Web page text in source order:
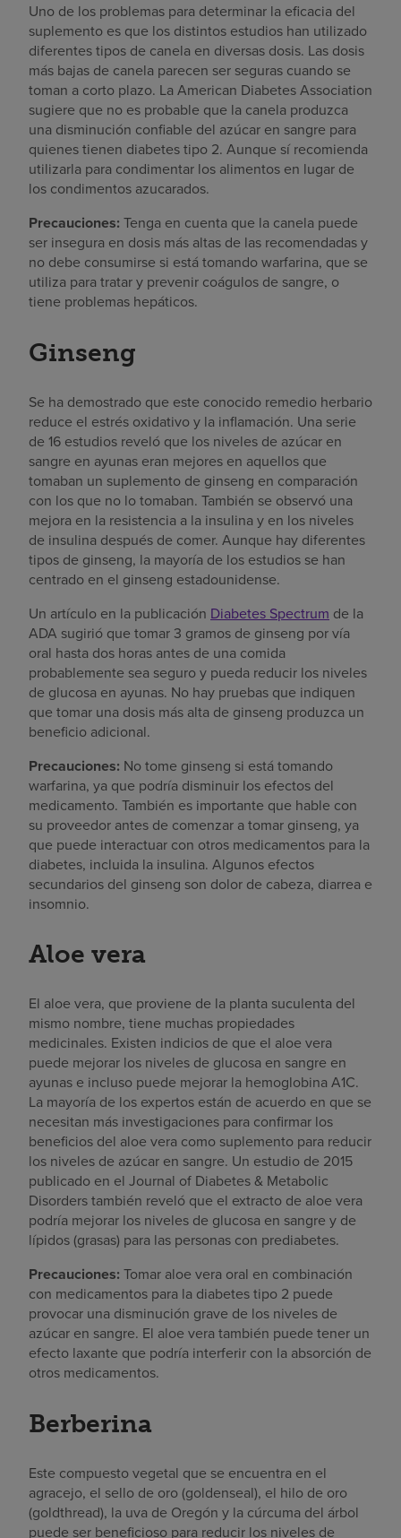
Uno de los problemas para determinar la eficacia del
suplemento es que los distintos estudios han utilizado
diferentes tipos de canela en diversas dosis. Las dosis
más bajas de canela parecen ser seguras cuando se
toman a corto plazo. La American Diabetes Association
sugiere que no es probable que la canela produzca
una disminución confiable del azúcar en sangre para
quienes tienen diabetes tipo 2. Aunque sí recomienda
utilizarla para condimentar los alimentos en lugar de
los condimentos azucarados.
Precauciones: Tenga en cuenta que la canela puede
ser insegura en dosis más altas de las recomendadas y
no debe consumirse si está tomando warfarina, que se
utiliza para tratar y prevenir coágulos de sangre, o
tiene problemas hepáticos.
Ginseng
Se ha demostrado que este conocido remedio herbario
reduce el estrés oxidativo y la inflamación. Una serie
de 16 estudios reveló que los niveles de azúcar en
sangre en ayunas eran mejores en aquellos que
tomaban un suplemento de ginseng en comparación
con los que no lo tomaban. También se observó una
mejora en la resistencia a la insulina y en los niveles
de insulina después de comer. Aunque hay diferentes
tipos de ginseng, la mayoría de los estudios se han
centrado en el ginseng estadounidense.
Un artículo en la publicación Diabetes Spectrum de la
ADA sugirió que tomar 3 gramos de ginseng por vía
oral hasta dos horas antes de una comida
probablemente sea seguro y pueda reducir los niveles
de glucosa en ayunas. No hay pruebas que indiquen
que tomar una dosis más alta de ginseng produzca un
beneficio adicional.
Precauciones: No tome ginseng si está tomando
warfarina, ya que podría disminuir los efectos del
medicamento. También es importante que hable con
su proveedor antes de comenzar a tomar ginseng, ya
que puede interactuar con otros medicamentos para la
diabetes, incluida la insulina. Algunos efectos
secundarios del ginseng son dolor de cabeza, diarrea e
insomnio.
Aloe vera
El aloe vera, que proviene de la planta suculenta del
mismo nombre, tiene muchas propiedades
medicinales. Existen indicios de que el aloe vera
puede mejorar los niveles de glucosa en sangre en
ayunas e incluso puede mejorar la hemoglobina A1C.
La mayoría de los expertos están de acuerdo en que se
necesitan más investigaciones para confirmar los
beneficios del aloe vera como suplemento para reducir
los niveles de azúcar en sangre. Un estudio de 2015
publicado en el Journal of Diabetes & Metabolic
Disorders también reveló que el extracto de aloe vera
podría mejorar los niveles de glucosa en sangre y de
lípidos (grasas) para las personas con prediabetes.
Precauciones: Tomar aloe vera oral en combinación
con medicamentos para la diabetes tipo 2 puede
provocar una disminución grave de los niveles de
azúcar en sangre. El aloe vera también puede tener un
efecto laxante que podría interferir con la absorción de
otros medicamentos.
Berberina
Este compuesto vegetal que se encuentra en el
agracejo, el sello de oro (goldenseal), el hilo de oro
(goldthread), la uva de Oregón y la cúrcuma del árbol
puede ser beneficioso para reducir los niveles de